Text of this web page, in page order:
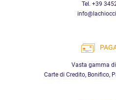
Tel. +39
Vasta gamma
Carte di Credito, Bonifico,